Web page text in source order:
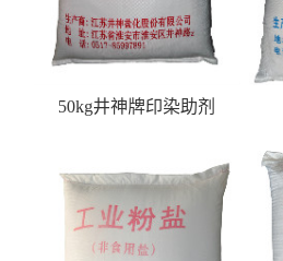
50kg井神牌印染助剂